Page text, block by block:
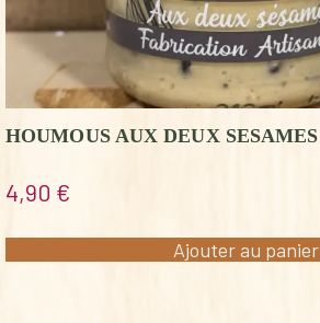
HOUMOUS AUX DEUX SESAMES
4,90 €
Ajouter au panier